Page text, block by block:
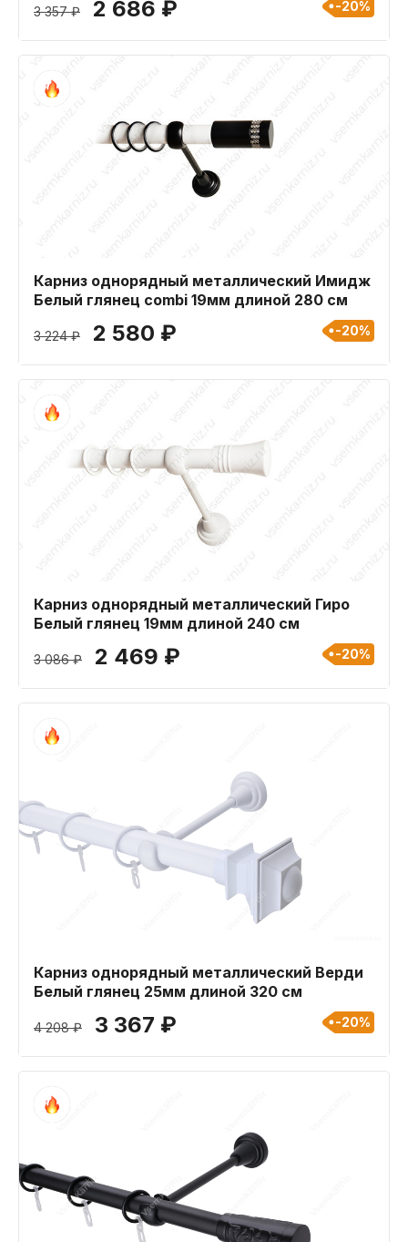
3 357 ₽ 2 686 ₽ -20%
Карниз однорядный металлический Имидж
Белый глянец combi 19мм длиной 280 см
3 224 ₽ 2 580 ₽ -20%
Карниз однорядный металлический Гиро
Белый глянец 19мм длиной 240 см
3 086 ₽ 2 469 ₽ -20%
Карниз однорядный металлический Верди
Белый глянец 25мм длиной 320 см
4 208 ₽ 3 367 ₽ -20%